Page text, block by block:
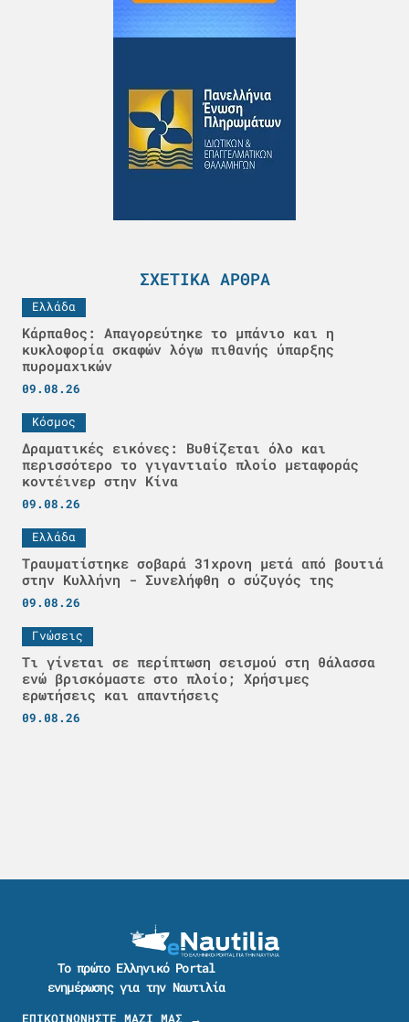
ΣΧΕΤΙΚΆ ΆΡΘΡΑ
Ελλάδα
Κάρπαθος: Απαγορεύτηκε το μπάνιο και η
κυκλοφορία σκαφών λόγω πιθανής ύπαρξης
πυρομαχικών
09.08.26
Κόσμος
Δραματικές εικόνες: Βυθίζεται όλο και
περισσότερο το γιγαντιαίο πλοίο μεταφοράς
κοντέινερ στην Κίνα
09.08.26
Ελλάδα
Τραυματίστηκε σοβαρά 31χρονη μετά από βουτιά
στην Κυλλήνη - Συνελήφθη ο σύζυγός της
09.08.26
Γνώσεις
Τι γίνεται σε περίπτωση σεισμού στη θάλασσα
ενώ βρισκόμαστε στο πλοίο; Χρήσιμες
ερωτήσεις και απαντήσεις
09.08.26
Το πρώτο Ελληνικό Portal
ενημέρωσης για την Ναυτιλία
ΕΠΙΚΟΙΝΩΝΗΣΤΕ ΜΑΖΙ ΜΑΣ →